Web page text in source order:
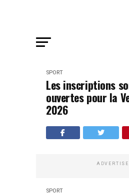
SPORT
Les inscriptions
ouvertes pour la
2026
SPORT